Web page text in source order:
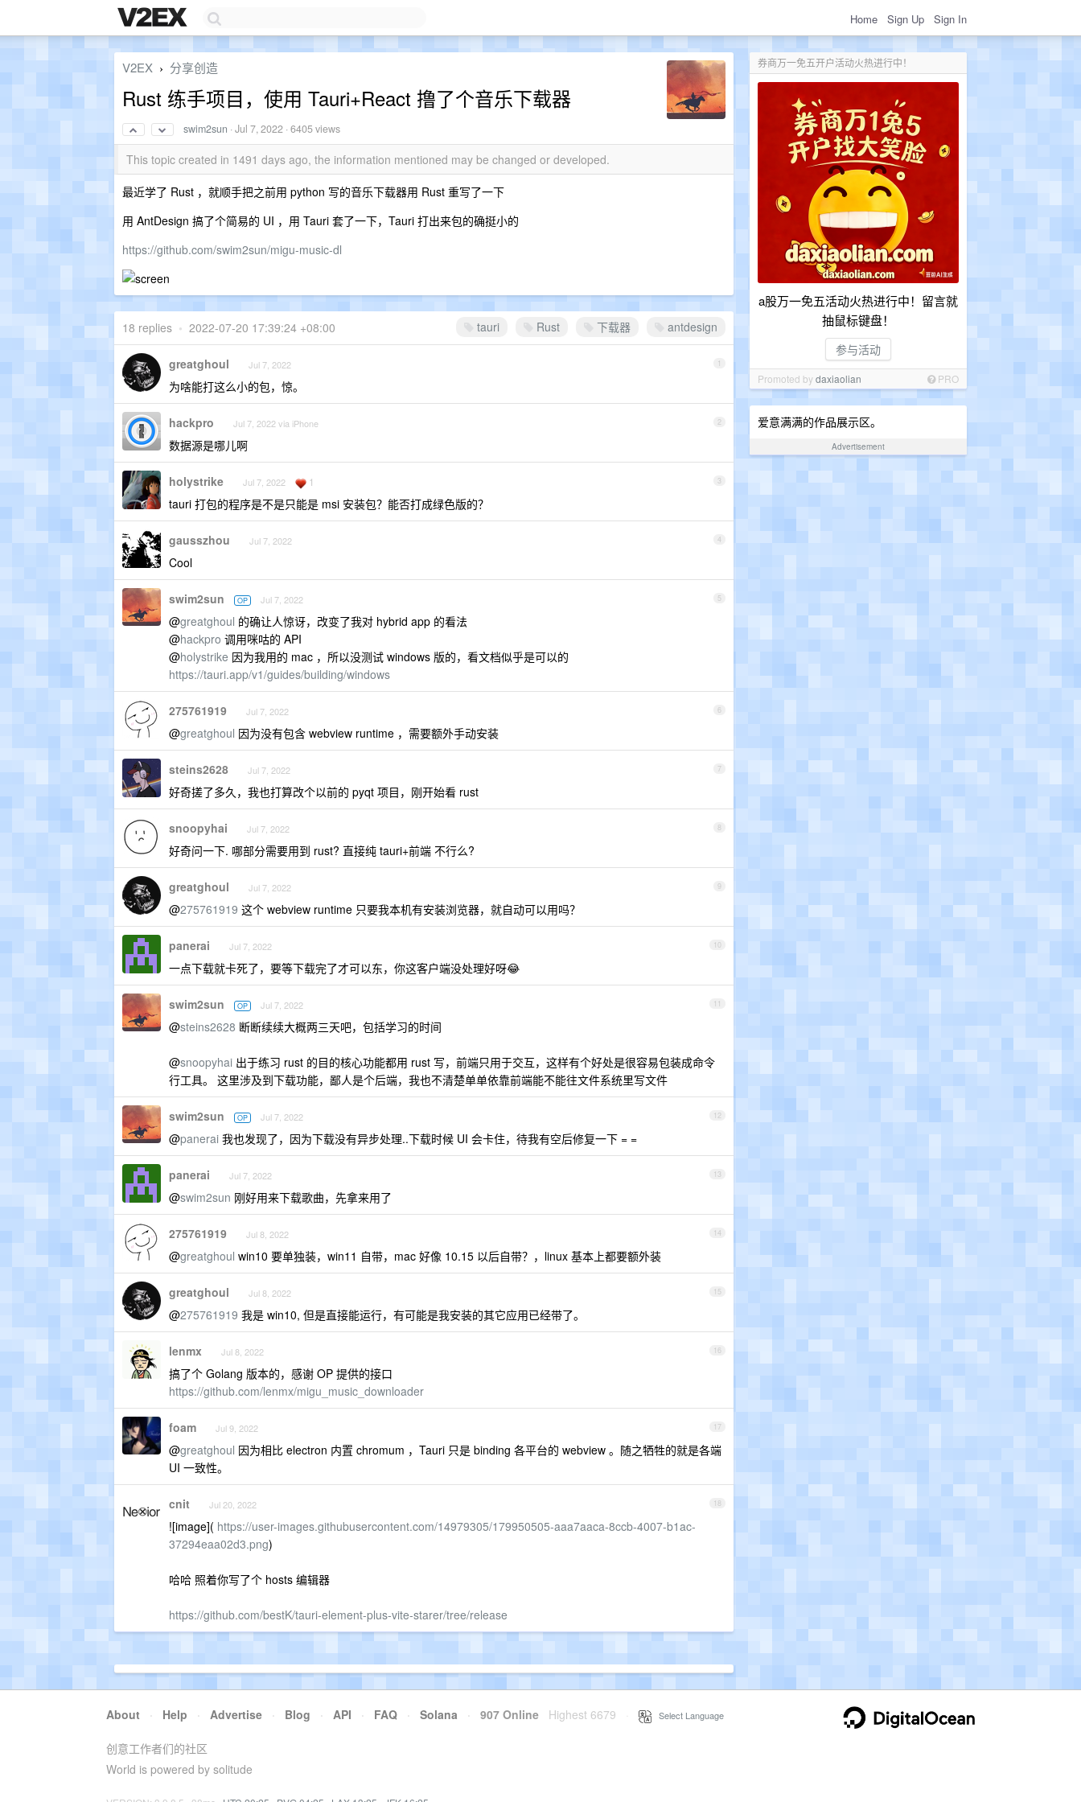
Home Sign Up Sign In
券商万一免五开户活动火热进行中！
a股万一免五活动火热进行中！留言就
抽鼠标键盘！
参与活动
Promoted bydaxiaolian PRO
爱意满满的作品展示区。
Advertisement
V2EX › 分享创造
Rust 练手项目，使用 Tauri+React 撸了个音乐下载器
swim2sun ·Jul 7, 2022 · 6405 views
This topic created in 1491 days ago, the information mentioned may be changed or developed.
最近学了 Rust ，就顺手把之前用 python 写的音乐下载器用 Rust 重写了一下
用 AntDesign 搞了个简易的 UI ，用 Tauri 套了一下，Tauri 打出来包的确挺小的
https://github.com/swim2sun/migu-music-dl
tauri Rust 下载器 antdesign
18 replies • 2022-07-20 17:39:24 +08:00
1
greatghoul Jul 7, 2022
为啥能打这么小的包，惊。
2
hackpro Jul 7, 2022 via iPhone
数据源是哪儿啊
3
holystrike Jul 7, 2022 1
tauri 打包的程序是不是只能是 msi 安装包？能否打成绿色版的？
4
gausszhou Jul 7, 2022
Cool
5
swim2sun OP Jul 7, 2022
@greatghoul 的确让人惊讶，改变了我对 hybrid app 的看法
@hackpro 调用咪咕的 API
@holystrike 因为我用的 mac ，所以没测试 windows 版的，看文档似乎是可以的
https://tauri.app/v1/guides/building/windows
6
275761919 Jul 7, 2022
@greatghoul 因为没有包含 webview runtime ，需要额外手动安装
7
steins2628 Jul 7, 2022
好奇搓了多久，我也打算改个以前的 pyqt 项目，刚开始看 rust
8
snoopyhai Jul 7, 2022
好奇问一下. 哪部分需要用到 rust? 直接纯 tauri+前端 不行么?
9
greatghoul Jul 7, 2022
@275761919 这个 webview runtime 只要我本机有安装浏览器，就自动可以用吗？
10
panerai Jul 7, 2022
一点下载就卡死了，要等下载完了才可以东，你这客户端没处理好呀😂
11
swim2sun OP Jul 7, 2022
@steins2628 断断续续大概两三天吧，包括学习的时间
@snoopyhai 出于练习 rust 的目的核心功能都用 rust 写，前端只用于交互，这样有个好处是很容易包装成命令
行工具。 这里涉及到下载功能，鄙人是个后端，我也不清楚单单依靠前端能不能往文件系统里写文件
12
swim2sun OP Jul 7, 2022
@panerai 我也发现了，因为下载没有异步处理..下载时候 UI 会卡住，待我有空后修复一下 = =
13
panerai Jul 7, 2022
@swim2sun 刚好用来下载歌曲，先拿来用了
14
275761919 Jul 8, 2022
@greatghoul win10 要单独装，win11 自带，mac 好像 10.15 以后自带？，linux 基本上都要额外装
15
greatghoul Jul 8, 2022
@275761919 我是 win10, 但是直接能运行，有可能是我安装的其它应用已经带了。
16
lenmx Jul 8, 2022
搞了个 Golang 版本的，感谢 OP 提供的接口
https://github.com/lenmx/migu_music_downloader
17
foam Jul 9, 2022
@greatghoul 因为相比 electron 内置 chromum ，Tauri 只是 binding 各平台的 webview 。随之牺牲的就是各端
UI 一致性。
18
cnit Jul 20, 2022
![image]( https://user-images.githubusercontent.com/14979305/179950505-aaa7aaca-8ccb-4007-b1ac-
37294eaa02d3.png)
哈哈 照着你写了个 hosts 编辑器
https://github.com/bestK/tauri-element-plus-vite-starer/tree/release
About · Help · Advertise · Blog · API · FAQ · Solana · 907 Online Highest 6679 Select Language
创意工作者们的社区
World is powered by solitude